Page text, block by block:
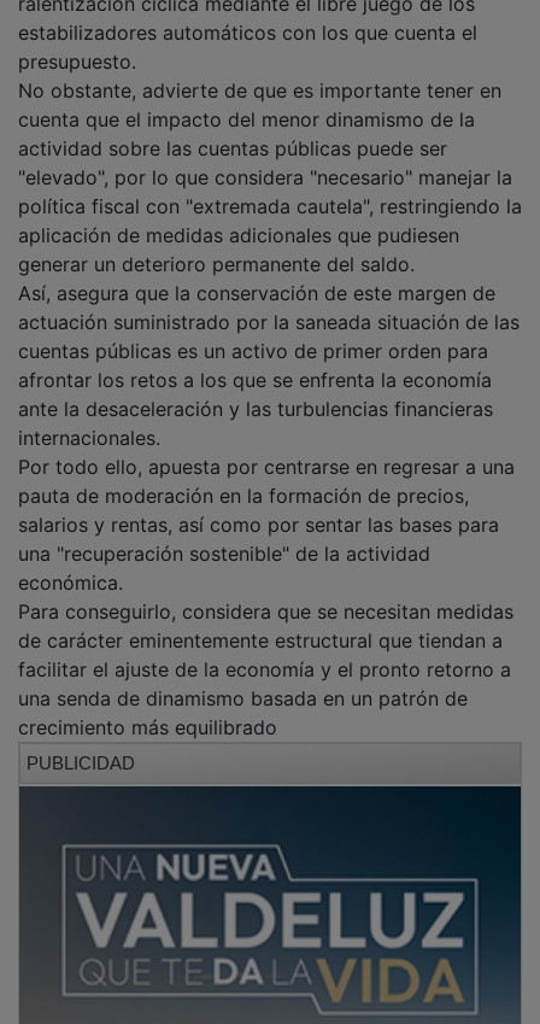
estabilizadores automáticos con los que cuenta el
presupuesto.
No obstante, advierte de que es importante tener en
cuenta que el impacto del menor dinamismo de la
actividad sobre las cuentas públicas puede ser
"elevado", por lo que considera "necesario" manejar la
política fiscal con "extremada cautela", restringiendo la
aplicación de medidas adicionales que pudiesen
generar un deterioro permanente del saldo.
Así, asegura que la conservación de este margen de
actuación suministrado por la saneada situación de las
cuentas públicas es un activo de primer orden para
afrontar los retos a los que se enfrenta la economía
ante la desaceleración y las turbulencias financieras
internacionales.
Por todo ello, apuesta por centrarse en regresar a una
pauta de moderación en la formación de precios,
salarios y rentas, así como por sentar las bases para
una "recuperación sostenible" de la actividad
económica.
Para conseguirlo, considera que se necesitan medidas
de carácter eminentemente estructural que tiendan a
facilitar el ajuste de la economía y el pronto retorno a
una senda de dinamismo basada en un patrón de
crecimiento más equilibrado